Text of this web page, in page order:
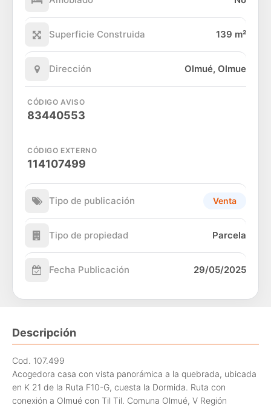
Superficie Construida 139 m²
Dirección Olmué, Olmue
CÓDIGO AVISO
83440553
CÓDIGO EXTERNO
114107499
Tipo de publicación Venta
Tipo de propiedad Parcela
Fecha Publicación 29/05/2025
Descripción
Cod. 107.499
Acogedora casa con vista panorámica a la quebrada, ubicada
en K 21 de la Ruta F10-G, cuesta la Dormida. Ruta con
conexión a Olmué con Til Til. Comuna Olmué, V Región